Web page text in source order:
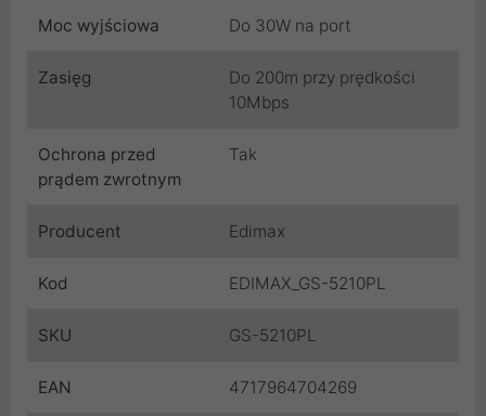
Moc wyjściowa Do 30W na port
Zasięg
Do 200m przy prędkości
10Mbps
Ochrona przed
prądem zwrotnym
Tak
Producent Edimax
Kod EDIMAX_GS-5210PL
SKU GS-5210PL
EAN 4717964704269